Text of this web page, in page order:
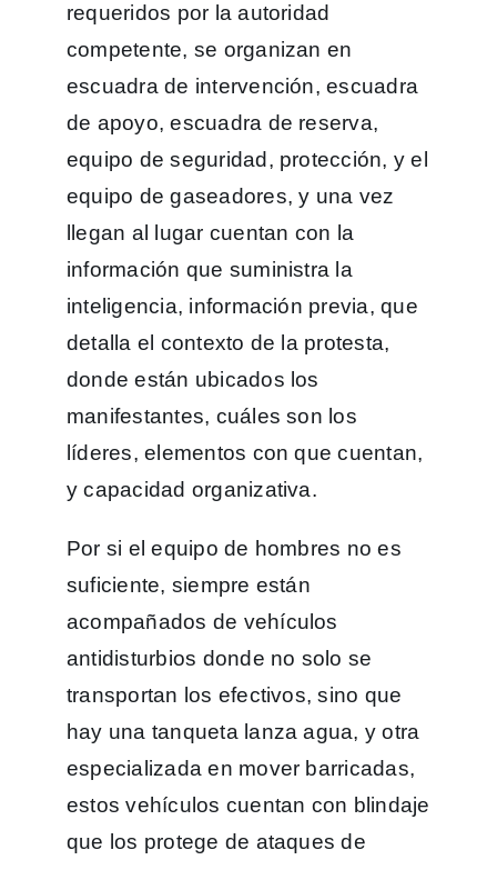
requeridos por la autoridad
competente, se organizan en
escuadra de intervención, escuadra
de apoyo, escuadra de reserva,
equipo de seguridad, protección, y el
equipo de gaseadores, y una vez
llegan al lugar cuentan con la
información que suministra la
inteligencia, información previa, que
detalla el contexto de la protesta,
donde están ubicados los
manifestantes, cuáles son los
líderes, elementos con que cuentan,
y capacidad organizativa.
Por si el equipo de hombres no es
suficiente, siempre están
acompañados de vehículos
antidisturbios donde no solo se
transportan los efectivos, sino que
hay una tanqueta lanza agua, y otra
especializada en mover barricadas,
estos vehículos cuentan con blindaje
que los protege de ataques de